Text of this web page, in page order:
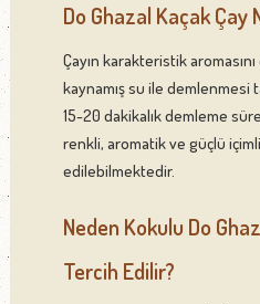
Do Ghazal Kaçak Çay
Çayın karakteristik
kaynamış su ile demlenmesi
15-20 dakikalık demleme
renkli, aromatik ve güçlü
edilebilmektedir.
Neden Kokulu Do
Tercih Edilir?